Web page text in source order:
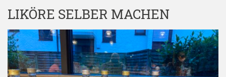
LIKÖRE SELBER MACHEN